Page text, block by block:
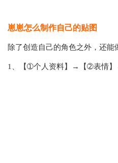
崽崽怎么制作自己的贴图
除了创造自己的角色之外，还
1、【➀个人资料】→【➁表情